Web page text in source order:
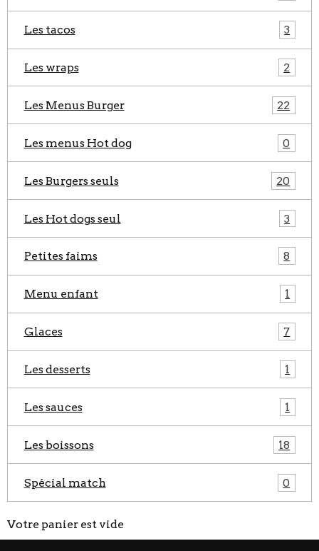
Les tacos 3
Les wraps 2
Les Menus Burger 22
Les menus Hot dog 0
Les Burgers seuls 20
Les Hot dogs seul 3
Petites faims 8
Menu enfant 1
Glaces 7
Les desserts 1
Les sauces 1
Les boissons 18
Spécial match 0
Votre panier est vide